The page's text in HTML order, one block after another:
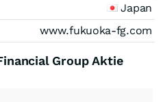
Japan
www.fukuoka-fg.com
Group Aktie